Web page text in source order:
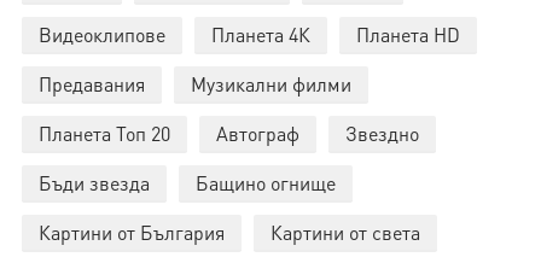
Видеоклипове
Планета 4К
Планета HD
Предавания
Музикални филми
Планета Топ 20
Автограф
Звездно
Бъди звезда
Бащино огнище
Картини от България
Картини от света